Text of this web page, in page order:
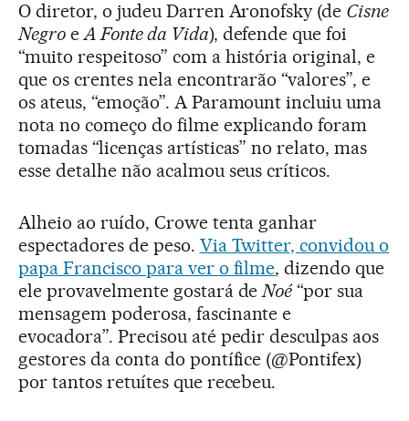
O diretor, o judeu Darren Aronofsky (de Cisne
Negroe A Fonte da Vida), defende que foi
“muito respeitoso” com a história original, e
que os crentes nela encontrarão “valores”, e
os ateus, “emoção”. A Paramount incluiu uma
nota no começo do filme explicando foram
tomadas “licenças artísticas” no relato, mas
esse detalhe não acalmou seus críticos.
Alheio ao ruído, Crowe tenta ganhar
espectadores de peso. Via Twitter, convidou o
papa Francisco para ver o filme, dizendo que
ele provavelmente gostará deNoé“por sua
mensagem poderosa, fascinante e
evocadora”. Precisou até pedir desculpas aos
gestores da conta do pontífice (@Pontifex)
por tantos retuítes que recebeu.